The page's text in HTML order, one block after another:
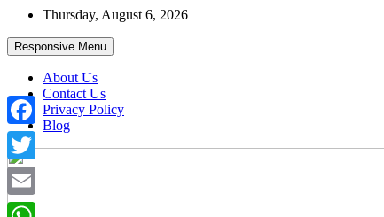
Skip
content
Thursday, August 6, 2026
Responsive Menu
About Us
Contact Us
Privacy Policy
Blog
Facebook
Twitter
Email